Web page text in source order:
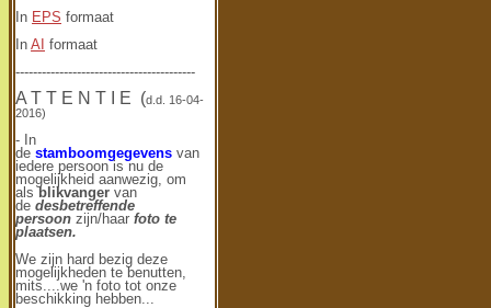
In EPS formaat
In AI formaat
-----------------------------------------
A T T E N T I E (d.d. 16-04-
2016)
- In
de stamboomgegevens van
iedere persoon is nu de
mogelijkheid aanwezig, om
alsblikvanger van
de desbetreffende
persoon zijn/haar foto te
plaatsen.
We zijn hard bezig deze
mogelijkheden te benutten,
mits....we 'n foto tot onze
beschikking hebben...